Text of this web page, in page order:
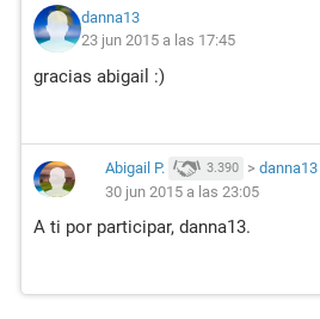
danna13
23 jun 2015 a las 17:45
gracias abigail :)
Abigail P. 3.390 > danna13
30 jun 2015 a las 23:05
A ti por participar, danna13.